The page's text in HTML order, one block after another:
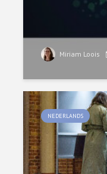
Miriam Loois
NEDERLANDS